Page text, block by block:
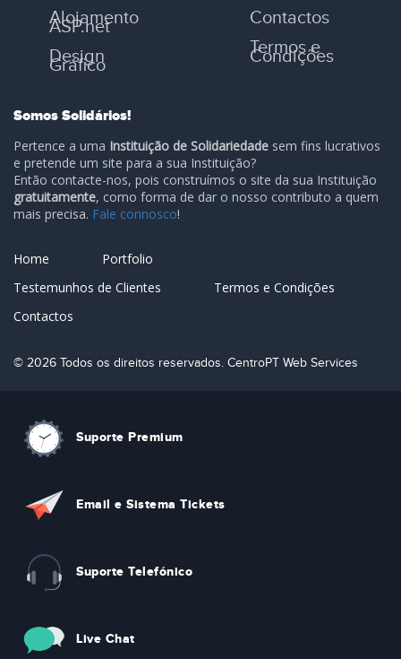
Alojamento
ASP.net
Design
Gráfico
Contactos
Termos e
Condições
Somos Solidários!
Pertence a uma Instituição de Solidariedade sem fins lucrativos
e pretende um site para a sua Instituição?
Então contacte-nos, pois construímos o site da sua Instituição
gratuitamente, como forma de dar o nosso contributo a quem
mais precisa. Fale connosco!
Home
Portfolio
Testemunhos de Clientes
Termos e Condições
Contactos
© 2026 Todos os direitos reservados. CentroPT Web Services
Suporte Premium
Email e Sistema Tickets
Suporte Telefónico
Live Chat